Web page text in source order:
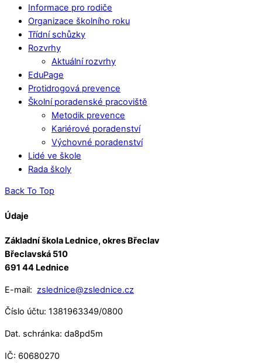
Informace pro rodiče
Organizace školního roku
Třídní schůzky
Rozvrhy
Aktuální rozvrhy
EduPage
Protidrogová prevence
Školní poradenské pracoviště
Metodik prevence
Kariérové poradenství
Výchovné poradenství
Lidé ve škole
Rada školy
Back To Top
Údaje
Základní škola Lednice, okres Břeclav
Břeclavská 510
691 44 Lednice
E-mail: zslednice@zslednice.cz
Číslo účtu: 1381963349/0800
Dat. schránka: da8pd5m
IČ: 60680270